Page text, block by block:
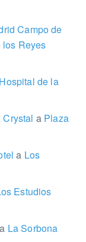
Campo de
Reyes
Hospital de la
aPlaza
a Los
Estudios
a La Sorbona